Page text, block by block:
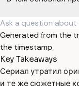
Generated from the
the timestamp.
Key Takeaways
Сериал утратил
и те же сюжетные